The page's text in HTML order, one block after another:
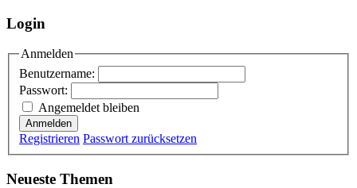
Login
Anmelden
Benutzername:
Passwort:
Angemeldet bleiben
Anmelden
Registrieren Passwort zurücksetzen
Neueste Themen